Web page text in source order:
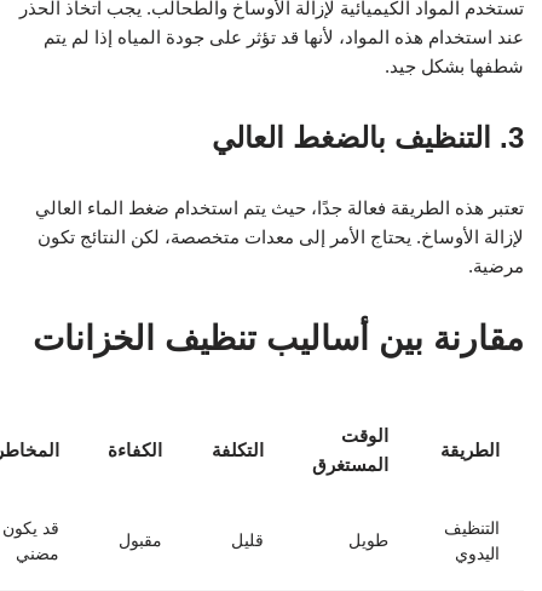
تستخدم المواد الكيميائية لإزالة الأوساخ والطحالب. يجب اتخاذ الحذر
عند استخدام هذه المواد، لأنها قد تؤثر على جودة المياه إذا لم يتم
شطفها بشكل جيد.
3. التنظيف بالضغط العالي
تعتبر هذه الطريقة فعالة جدًا، حيث يتم استخدام ضغط الماء العالي
لإزالة الأوساخ. يحتاج الأمر إلى معدات متخصصة، لكن النتائج تكون
مرضية.
مقارنة بين أساليب تنظيف الخزانات
الطريقة
الوقت
المستغرق
التكلفة الكفاءة
التنظيف
اليدوي
طويل قليل مقبول
قد يكون
مضني